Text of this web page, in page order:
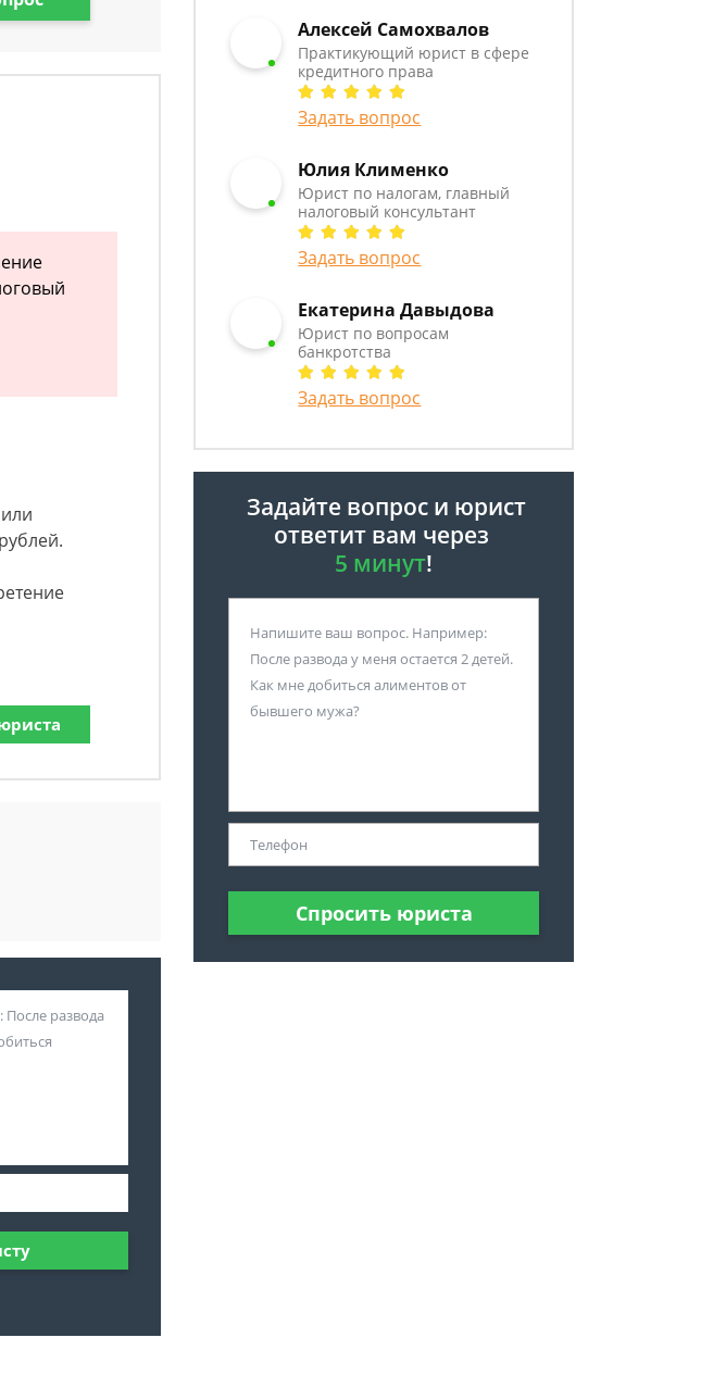
Алексей Самохвалов
Практикующий юрист в сфере
кредитного права
Задать вопрос
Юлия Клименко
Юрист по налогам, главный
налоговый консультант
Задать вопрос
Екатерина Давыдова
Юрист по вопросам
банкротства
Задать вопрос
Задайте вопрос и юрист
ответит вам через
5 минут!
Спросить юриста